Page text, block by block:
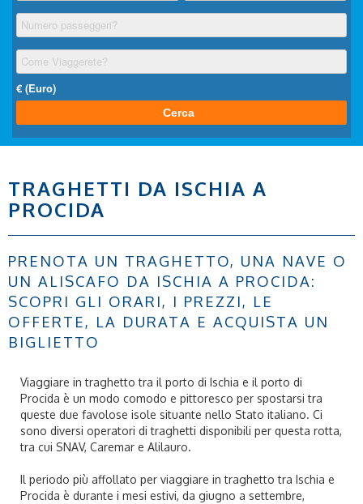
TRAGHETTI DA ISCHIA A
PROCIDA
PRENOTA UN TRAGHETTO, UNA NAVE O
UN ALISCAFO DA ISCHIA A PROCIDA:
SCOPRI GLI ORARI, I PREZZI, LE
OFFERTE, LA DURATA E ACQUISTA UN
BIGLIETTO
Viaggiare in traghetto tra il porto di Ischia e il porto di
Procida è un modo comodo e pittoresco per spostarsi tra
queste due favolose isole situante nello Stato italiano. Ci
sono diversi operatori di traghetti disponibili per questa rotta,
tra cui SNAV, Caremar e Alilauro.
Il periodo più affollato per viaggiare in traghetto tra Ischia e
Procida è durante i mesi estivi, da giugno a settembre,